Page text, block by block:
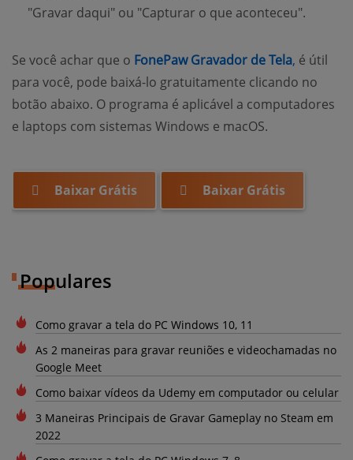
"Gravar daqui" ou "Capturar o que aconteceu".
Se você achar que o FonePaw Gravador de Tela, (opens
é útil
para você, pode baixá-lo gratuitamente clicando no
botão abaixo. O programa é aplicável a computadores
e laptops com sistemas Windows e macOS.
Baixar Grátis Baixar Grátis
Populares
Como gravar a tela do PC Windows 10, 11
As 2 maneiras para gravar reuniões e videochamadas no
Google Meet
Como baixar vídeos da Udemy em computador ou celular
3 Maneiras Principais de Gravar Gameplay no Steam em
2022